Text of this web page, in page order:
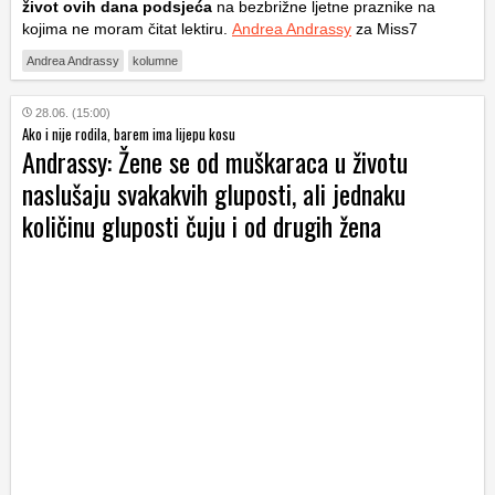
život ovih dana podsjeća na bezbrižne ljetne praznike na
kojima ne moram čitat lektiru. Andrea Andrassy za Miss7
Andrea Andrassy kolumne
28.06. (15:00)
Ako i nije rodila, barem ima lijepu kosu
Andrassy: Žene se od muškaraca u životu
naslušaju svakakvih gluposti, ali jednaku
količinu gluposti čuju i od drugih žena